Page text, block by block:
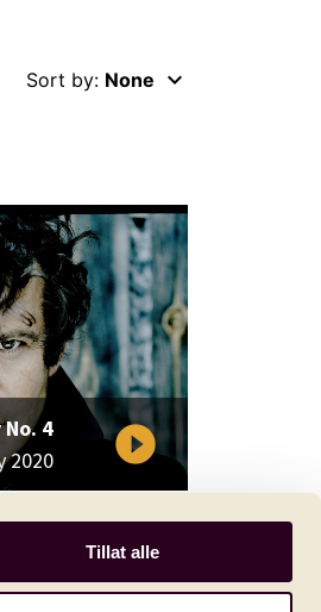
Tillat alle
Sort by: None keyboard_arrow_down
4
2020
play_circle_filled